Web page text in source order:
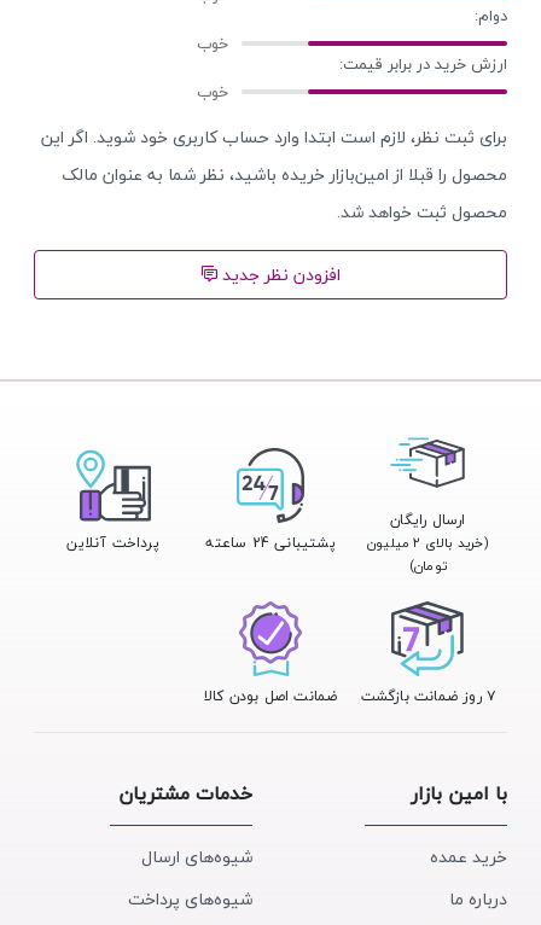
دوام:
ارزش خرید در برابر قیمت:
برای ثبت نظر، لازم است ابتدا وارد حساب کاربری خود شوید. اگر این
محصول را قبلا از امین‌بازار خریده باشید، نظر شما به عنوان مالک
محصول ثبت خواهد شد.
افزودن نظر جدید
ارسال رایگان
(خرید بالای ۲ میلیون
تومان)
پشتیبانی 24 ساعته پرداخت آنلاین
۷ روز ضمانت بازگشت ضمانت اصل بودن کالا
با امین بازار
خرید عمده
درباره ما
خدمات مشتریان
شیوه‌های ارسال
شیوه‌های پرداخت